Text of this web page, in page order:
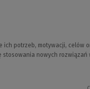
potrzeb, motywacji, celów
nowych rozwiązań